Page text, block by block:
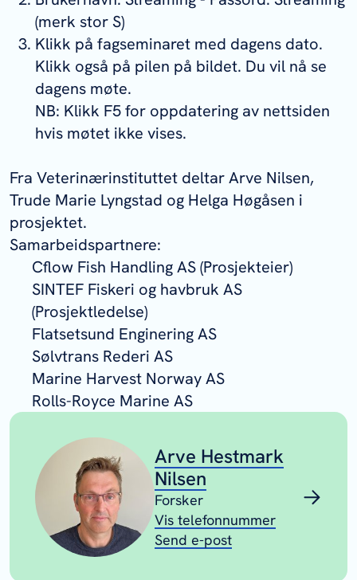
(merk stor S)
Klikk på fagseminaret med dagens dato.
Klikk også på pilen på bildet. Du vil nå se
dagens møte.
NB: Klikk F5 for oppdatering av nettsiden
hvis møtet ikke vises.
Fra Veterinærinstituttet deltar Arve Nilsen,
Trude Marie Lyngstad og Helga Høgåsen i
prosjektet.
Samarbeidspartnere:
Cflow Fish Handling AS (Prosjekteier)
SINTEF Fiskeri og havbruk AS
(Prosjektledelse)
Flatsetsund Enginering AS
Sølvtrans Rederi AS
Marine Harvest Norway AS
Rolls-Royce Marine AS
Arve Hestmark
Nilsen
Forsker
Vis telefonnummer
Send e-post